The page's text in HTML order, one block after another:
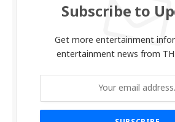
Subscribe to
Get more entertainment
entertainment news from